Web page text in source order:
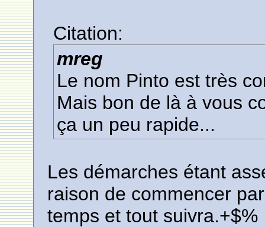
Citation:
mreg
Le nom Pinto est très
Mais bon de là à vous
ça un peu rapide...
Les démarches étant
raison de commencer
temps et tout suivra.+$%